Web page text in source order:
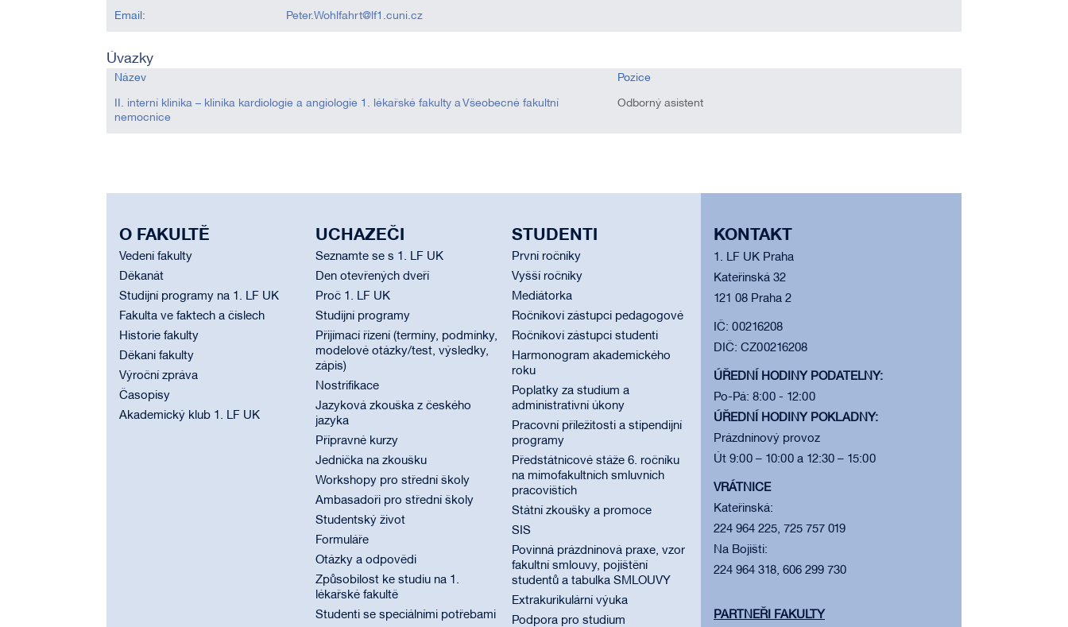
Email: Peter.Wohlfahrt@lf1.cuni.cz
Úvazky
Název Pozice
II. interní klinika – klinika kardiologie a angiologie 1. lékařské fakulty a Všeobecné fakultní
nemocnice
Odborný asistent
O FAKULTĚ
Vedení fakulty
Děkanát
Studijní programy na 1. LF UK
Fakulta ve faktech a číslech
Historie fakulty
Děkani fakulty
Výroční zpráva
Časopisy
Akademický klub 1. LF UK
UCHAZEČI
Seznamte se s 1. LF UK
Den otevřených dveří
Proč 1. LF UK
Studijní programy
Přijímací řízení (termíny, podmínky,
modelové otázky/test, výsledky,
zápis)
Nostrifikace
Jazyková zkouška z českého
jazyka
Přípravné kurzy
Jednička na zkoušku
Workshopy pro střední školy
Ambasadoři pro střední školy
Studentský život
Formuláře
Otázky a odpovědi
Způsobilost ke studiu na 1.
lékařské fakultě
Studenti se speciálními potřebami
STUDENTI
První ročníky
Vyšší ročníky
Mediátorka
Ročníkoví zástupci pedagogové
Ročníkoví zástupci studenti
Harmonogram akademického
roku
Poplatky za studium a
administrativní úkony
Pracovní příležitosti a stipendijní
programy
Předstátnicové stáže 6. ročníku
na mimofakultních smluvních
pracovištích
Státní zkoušky a promoce
SIS
Povinná prázdninová praxe, vzor
fakultní smlouvy, pojištění
studentů a tabulka SMLOUVY
Extrakurikulární výuka
Podpora pro studium
KONTAKT
1. LF UK Praha
Kateřinská 32
121 08 Praha 2
IČ: 00216208
DIČ: CZ00216208
ÚŘEDNÍ HODINY PODATELNY:
Po-Pá: 8:00 - 12:00
ÚŘEDNÍ HODINY POKLADNY:
Prázdninový provoz
Út 9:00 – 10:00 a 12:30 – 15:00
VRÁTNICE
Kateřinská:
224 964 225, 725 757 019
Na Bojišti:
224 964 318, 606 299 730
PARTNEŘI FAKULTY